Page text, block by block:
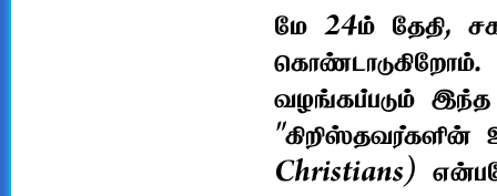
மே 24ம் தேதி,
கொண்டாடுகிறோம்.
வழங்கப்படும்
"கிறிஸ்தவர்களின்
Christians)